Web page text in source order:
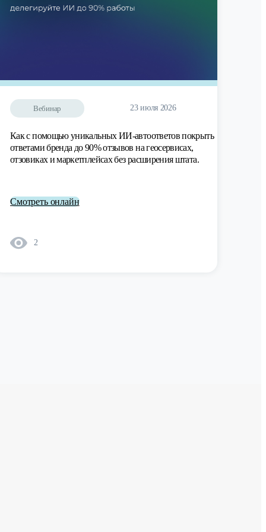
Вебинар 23 июля 2026
Как с помощью уникальных ИИ-автоответов покрыть
ответами бренда до 90% отзывов на геосервисах,
отзовиках и маркетплейсах без расширения штата.
Смотреть онлайн
2